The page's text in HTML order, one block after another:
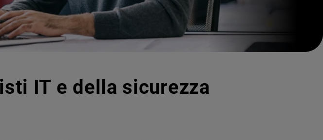
IT e della sicurezza